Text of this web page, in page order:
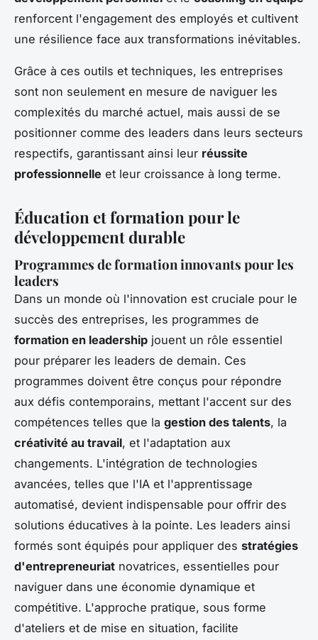
renforcent l'engagement des employés et cultivent
une résilience face aux transformations inévitables.
Grâce à ces outils et techniques, les entreprises
sont non seulement en mesure de naviguer les
complexités du marché actuel, mais aussi de se
positionner comme des leaders dans leurs secteurs
respectifs, garantissant ainsi leur réussite
professionnelle et leur croissance à long terme.
Éducation et formation pour le
développement durable
Programmes de formation innovants pour les
leaders
Dans un monde où l'innovation est cruciale pour le
succès des entreprises, les programmes de
formation en leadership jouent un rôle essentiel
pour préparer les leaders de demain. Ces
programmes doivent être conçus pour répondre
aux défis contemporains, mettant l'accent sur des
compétences telles que la gestion des talents, la
créativité au travail, et l'adaptation aux
changements. L'intégration de technologies
avancées, telles que l'IA et l'apprentissage
automatisé, devient indispensable pour offrir des
solutions éducatives à la pointe. Les leaders ainsi
formés sont équipés pour appliquer des stratégies
d'entrepreneuriat novatrices, essentielles pour
naviguer dans une économie dynamique et
compétitive. L'approche pratique, sous forme
d'ateliers et de mise en situation, facilite